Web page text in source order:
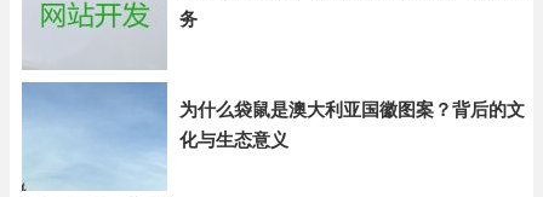
务
为什么袋鼠是澳大利亚国徽图案？背后的文
化与生态意义